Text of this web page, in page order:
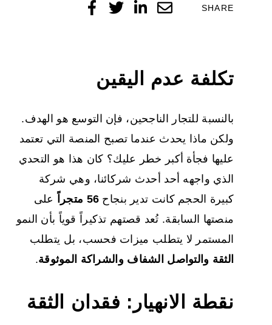
SHARE
تكلفة عدم اليقين
بالنسبة للتجار الناجحين، فإن التوسع هو الهدف.
ولكن ماذا يحدث عندما تصبح المنصة التي تعتمد
عليها فجأة أكبر خطر عليك؟ كان هذا هو التحدي
الذي واجهه أحد أحدث شركائنا، وهي شركة
كبيرة الحجم كانت تدير بنجاح 56 متجراً
على
منصتها السابقة. تُعد قصتهم تذكيراً قوياً بأن النمو
المستمر لا يتطلب ميزات فحسب، بل يتطلب
الثقة والتواصل الشفاف والشراكة الموثوقة.
نقطة الانهيار: فقدان الثقة